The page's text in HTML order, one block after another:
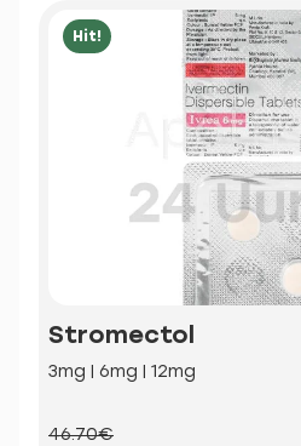
Hit!
Stromectol
3mg | 6mg | 12mg
46.70€